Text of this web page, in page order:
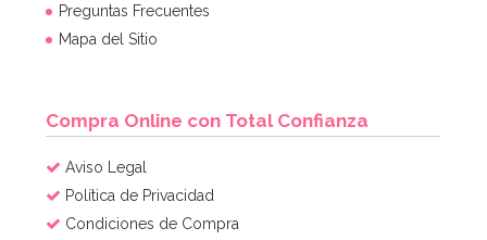
Preguntas Frecuentes
Mapa del Sitio
Compra Online con Total Confianza
Aviso Legal
Política de Privacidad
Condiciones de Compra